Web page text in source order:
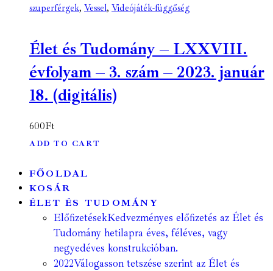
szuperférgek, Vessel, Videójáték-függőség
Élet és Tudomány – LXXVIII.
évfolyam – 3. szám – 2023. január
18. (digitális)
600Ft
ADD TO CART
FŐOLDAL
KOSÁR
ÉLET ÉS TUDOMÁNY
ElőfizetésekKedvezményes előfizetés az Élet és
Tudomány hetilapra éves, féléves, vagy
negyedéves konstrukcióban.
2022Válogasson tetszése szerint az Élet és